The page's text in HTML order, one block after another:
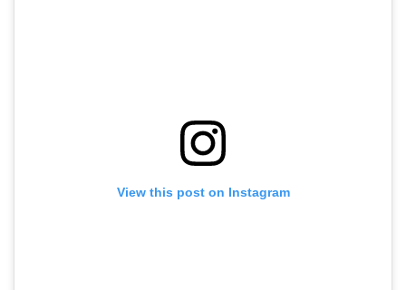
View this post on Instagram